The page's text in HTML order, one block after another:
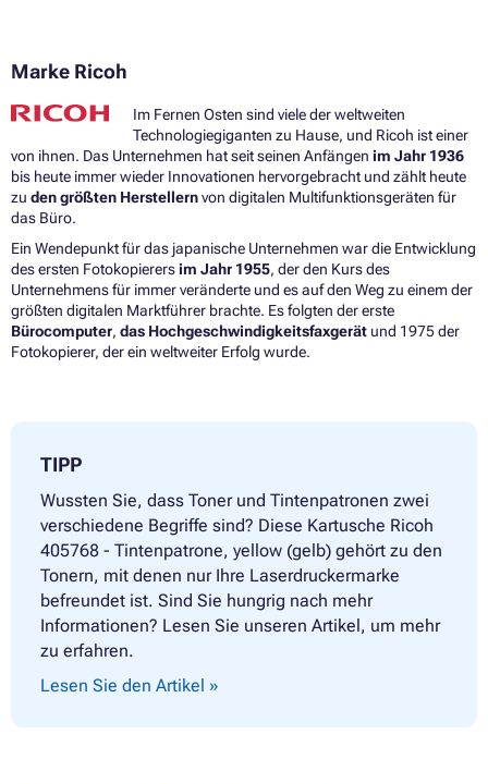
Marke Ricoh
Im Fernen Osten sind viele der weltweiten
Technologiegiganten zu Hause, und Ricoh ist einer
von ihnen. Das Unternehmen hat seit seinen Anfängen im Jahr 1936
bis heute immer wieder Innovationen hervorgebracht und zählt heute
zu den größten Herstellernvon digitalen Multifunktionsgeräten für
das Büro.
Ein Wendepunkt für das japanische Unternehmen war die Entwicklung
des ersten Fotokopierersim Jahr 1955, der den Kurs des
Unternehmens für immer veränderte und es auf den Weg zu einem der
größten digitalen Marktführer brachte. Es folgten der erste
Bürocomputer, das Hochgeschwindigkeitsfaxgerät und 1975 der
Fotokopierer, der ein weltweiter Erfolg wurde.
TIPP
Wussten Sie, dass Toner und Tintenpatronen zwei
verschiedene Begriffe sind? Diese Kartusche Ricoh
405768 - Tintenpatrone, yellow (gelb) gehört zu den
Tonern, mit denen nur Ihre Laserdruckermarke
befreundet ist. Sind Sie hungrig nach mehr
Informationen? Lesen Sie unseren Artikel, um mehr
zu erfahren.
Lesen Sie den Artikel »